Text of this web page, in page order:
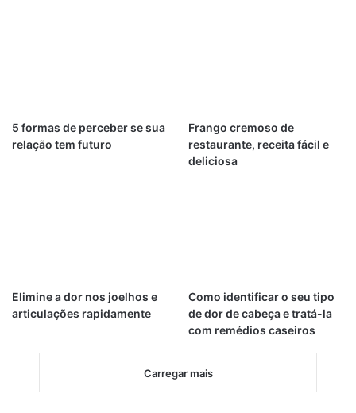
5 formas de perceber se sua
relação tem futuro
Frango cremoso de
restaurante, receita fácil e
deliciosa
Elimine a dor nos joelhos e
articulações rapidamente
Como identificar o seu tipo
de dor de cabeça e tratá-la
com remédios caseiros
Carregar mais